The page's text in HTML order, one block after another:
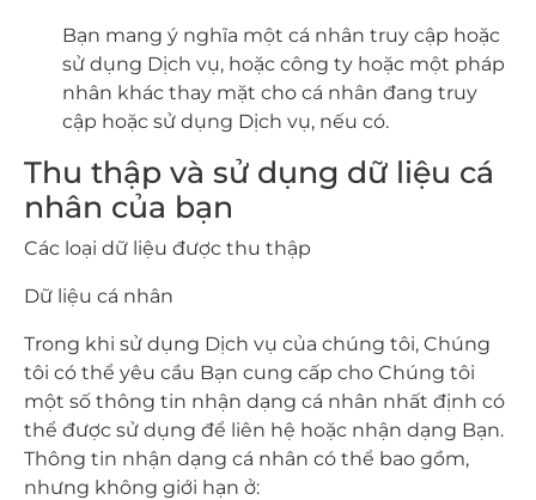
Bạn mang ý nghĩa một cá nhân truy cập hoặc
sử dụng Dịch vụ, hoặc công ty hoặc một pháp
nhân khác thay mặt cho cá nhân đang truy
cập hoặc sử dụng Dịch vụ, nếu có.
Thu thập và sử dụng dữ liệu cá
nhân của bạn
Các loại dữ liệu được thu thập
Dữ liệu cá nhân
Trong khi sử dụng Dịch vụ của chúng tôi, Chúng
tôi có thể yêu cầu Bạn cung cấp cho Chúng tôi
một số thông tin nhận dạng cá nhân nhất định có
thể được sử dụng để liên hệ hoặc nhận dạng Bạn.
Thông tin nhận dạng cá nhân có thể bao gồm,
nhưng không giới hạn ở: